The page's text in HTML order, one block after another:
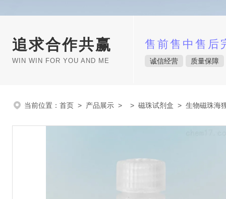
追求合作共赢
WIN WIN FOR YOU AND ME
售前售中售后
诚信经营 质量保障
当前位置： 首页 > 产品展示 > > 磁珠试剂盒 > 生物磁珠海